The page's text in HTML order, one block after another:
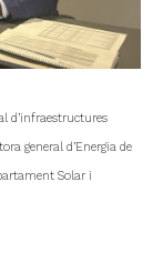
d’infraestructures
general d’Energia de
Solar i